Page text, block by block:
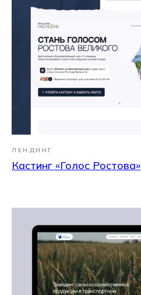
ЛЕНДИНГ
Кастинг «Голос Ростова»